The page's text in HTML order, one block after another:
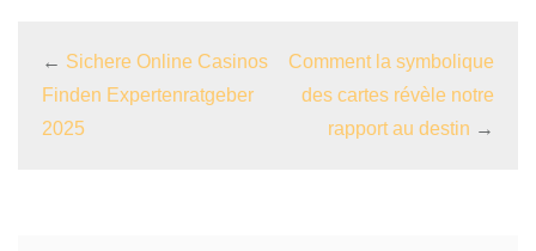
← Sichere Online Casinos
Finden Expertenratgeber
2025
Comment la symbolique
des cartes révèle notre
rapport au destin →